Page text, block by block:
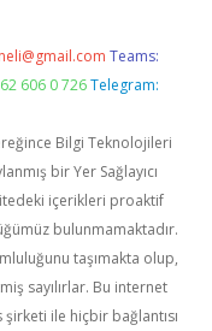
Teams:
606 0 726 Telegram:
Bilgi Teknolojileri
bir Yer Sağlayıcı
içerikleri proaktif
bulunmamaktadır.
taşımakta olup,
sayılırlar. Bu internet
ile hiçbir bağlantısı